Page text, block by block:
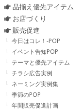
品揃え優先アイテム
お店づくり
販売促進
今日はコレ！-POP
イベント告知POP
テーマと優先アイテム
チラシ広告実例
ネーミング実例集
季節のPOP
年間販売促進計画